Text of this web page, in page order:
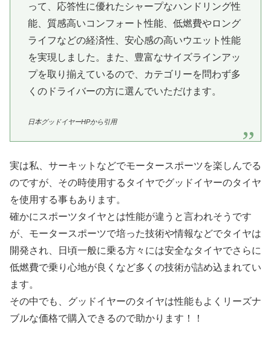
って、応答性に優れたシャープなハンドリング性
能、質感高いコンフォート性能、低燃費やロング
ライフなどの経済性、安心感の高いウエット性能
を実現しました。また、豊富なサイズラインアッ
プを取り揃えているので、カテゴリーを問わず多
くのドライバーの方に選んでいただけます。
日本グッドイヤーHPから引用
実は私、サーキットなどでモータースポーツを楽しんでる
のですが、その時使用するタイヤでグッドイヤーのタイヤ
を使用する事もあります。
確かにスポーツタイヤとは性能が違うと言われそうです
が、モータースポーツで培った技術や情報などでタイヤは
開発され、日頃一般に乗る方々には安全なタイヤでさらに
低燃費で乗り心地が良くなど多くの技術が詰め込まれてい
ます。
その中でも、グッドイヤーのタイヤは性能もよくリーズナ
ブルな価格で購入できるので助かります！！